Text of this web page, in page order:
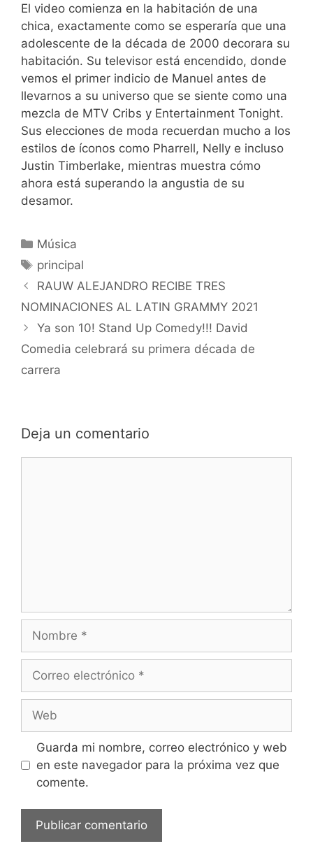
El video comienza en la habitación de una
chica, exactamente como se esperaría que una
adolescente de la década de 2000 decorara su
habitación. Su televisor está encendido, donde
vemos el primer indicio de Manuel antes de
llevarnos a su universo que se siente como una
mezcla de MTV Cribs y Entertainment Tonight.
Sus elecciones de moda recuerdan mucho a los
estilos de íconos como Pharrell, Nelly e incluso
Justin Timberlake, mientras muestra cómo
ahora está superando la angustia de su
desamor.
Música
principal
RAUW ALEJANDRO RECIBE TRES
NOMINACIONES AL LATIN GRAMMY 2021
Ya son 10! Stand Up Comedy!!! David
Comedia celebrará su primera década de
carrera
Deja un comentario
Guarda mi nombre, correo electrónico y web
en este navegador para la próxima vez que
comente.